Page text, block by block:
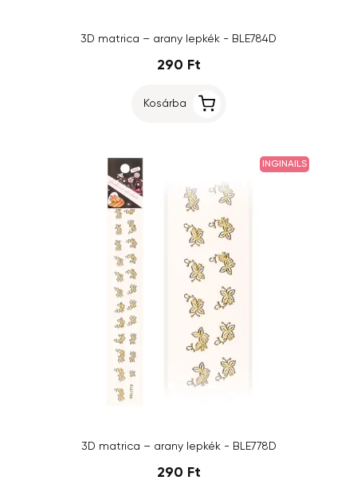
3D matrica – arany lepkék - BLE784D
290 Ft
Kosárba
INGINAILS
3D matrica – arany lepkék - BLE778D
290 Ft